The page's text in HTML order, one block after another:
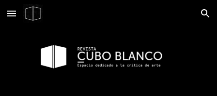
Skip to main content Skip to navigation